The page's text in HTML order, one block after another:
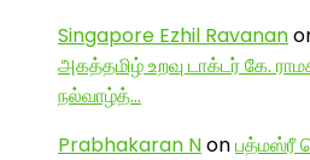
Singapore Ezhil Ravanan
அகத்தமிழ் உறவு டாக்டர் கே.
நல்வாழ்த்…
Prabhakaran Nonபத்மஸ்ரீ